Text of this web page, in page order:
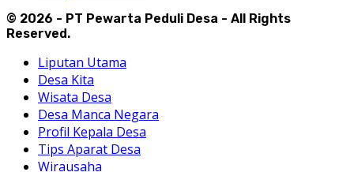
© 2026 - PT Pewarta Peduli Desa - All Rights
Reserved.
Liputan Utama
Desa Kita
Wisata Desa
Desa Manca Negara
Profil Kepala Desa
Tips Aparat Desa
Wirausaha